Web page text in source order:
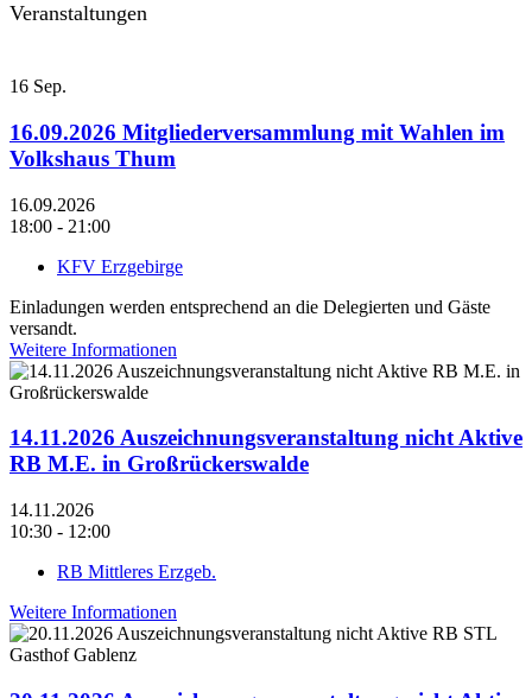
Veranstaltungen
16 Sep.
16.09.2026 Mitgliederversammlung mit Wahlen im
Volkshaus Thum
16.09.2026
18:00 - 21:00
KFV Erzgebirge
Einladungen werden entsprechend an die Delegierten und Gäste
versandt.
Weitere Informationen
14.11.2026 Auszeichnungsveranstaltung nicht Aktive
RB M.E. in Großrückerswalde
14.11.2026
10:30 - 12:00
RB Mittleres Erzgeb.
Weitere Informationen